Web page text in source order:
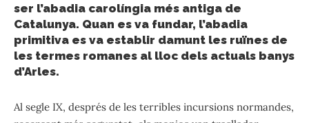
ser l’abadia carolíngia més antiga de
Catalunya. Quan es va fundar, l’abadia
primitiva es va establir damunt les ruïnes de
les termes romanes al lloc dels actuals banys
d’Arles.
Al segle IX, després de les terribles incursions normandes,